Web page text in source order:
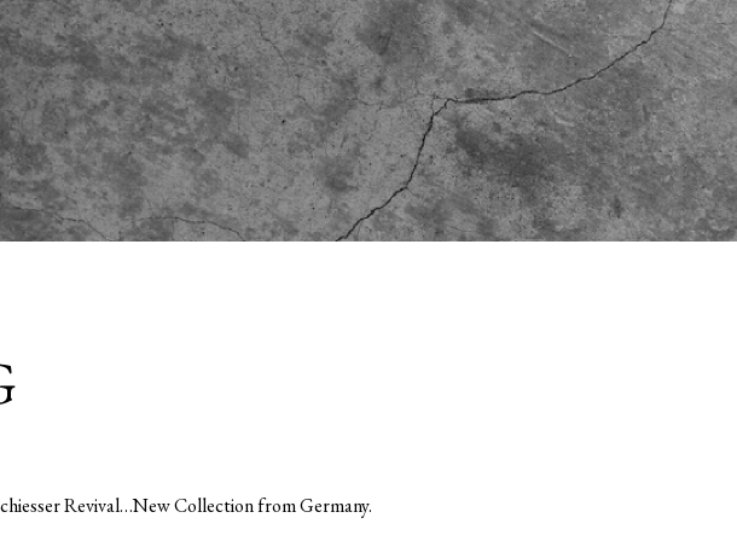
Revival…New Collection from Germany.